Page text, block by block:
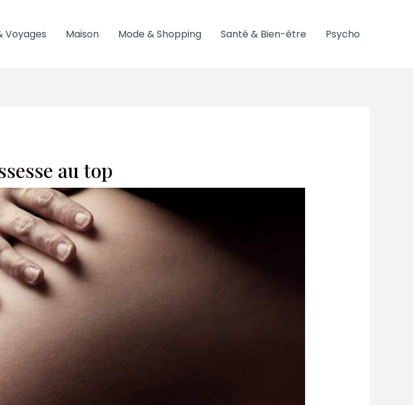
Voyages Maison Mode & Shopping Santé & Bien-être Psycho
au top